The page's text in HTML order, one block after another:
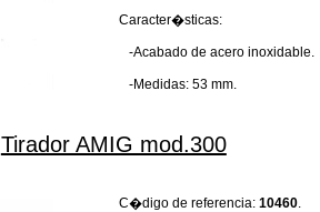
Caracter�sticas:
-Acabado de acero inoxidable.
-Medidas: 53 mm.
Tirador AMIG mod.300
C�digo de referencia: 10460.